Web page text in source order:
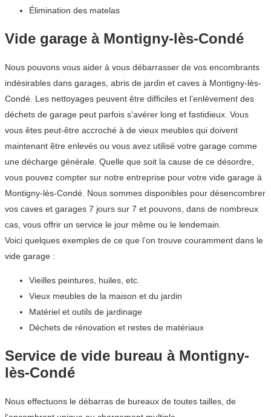
Élimination des matelas
Vide garage à Montigny-lès-Condé
Nous pouvons vous aider à vous débarrasser de vos encombrants
indésirables dans garages, abris de jardin et caves à Montigny-lès-
Condé. Les nettoyages peuvent être difficiles et l’enlèvement des
déchets de garage peut parfois s’avérer long et fastidieux. Vous
vous êtes peut-être accroché à de vieux meubles qui doivent
maintenant être enlevés ou vous avez utilisé votre garage comme
une décharge générale. Quelle que soit la cause de ce désordre,
vous pouvez compter sur notre entreprise pour votre vide garage à
Montigny-lès-Condé. Nous sommes disponibles pour désencombrer
vos caves et garages 7 jours sur 7 et pouvons, dans de nombreux
cas, vous offrir un service le jour même ou le lendemain.
Voici quelques exemples de ce que l’on trouve couramment dans le
vide garage :
Vieilles peintures, huiles, etc.
Vieux meubles de la maison et du jardin
Matériel et outils de jardinage
Déchets de rénovation et restes de matériaux
Service de vide bureau à Montigny-
lès-Condé
Nous effectuons le débarras de bureaux de toutes tailles, de